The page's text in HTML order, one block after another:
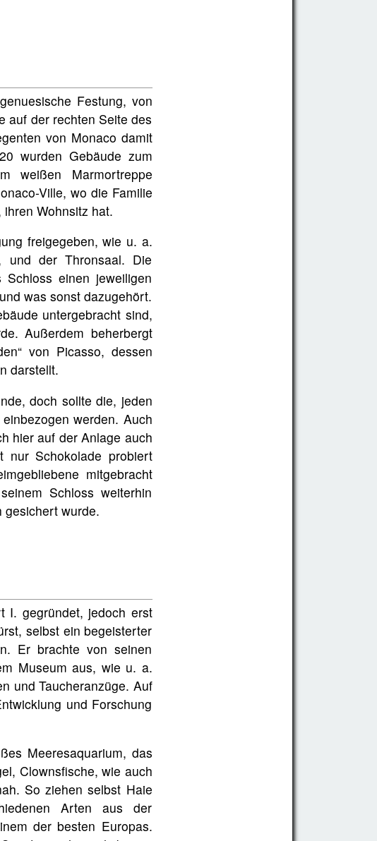
Festung, von
auf der rechten Seite des
von Monaco damit
wurden Gebäude zum
weißen Marmortreppe
Ville, wo die Familie
Wohnsitz hat.
freigegeben, wie u. a.
und der Thronsaal. Die
einen jeweiligen
was sonst dazugehört.
untergebracht sind,
Außerdem beherbergt
von Picasso, dessen
darstellt.
doch sollte die, jeden
werden. Auch
hier auf der Anlage auch
nur Schokolade probiert
mitgebracht
Schloss weiterhin
gesichert wurde.
I. gegründet, jedoch erst
selbst ein begeisterter
Er brachte von seinen
Museum aus, wie u. a.
und Taucheranzüge. Auf
und Forschung
Meeresaquarium, das
Clownsfische, wie auch
So ziehen selbst Haie
Arten aus der
der besten Europas.